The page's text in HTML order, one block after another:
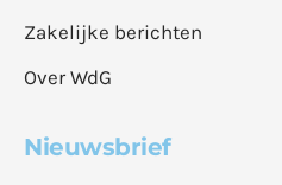
Zakelijke berichten
Over WdG
Nieuwsbrief